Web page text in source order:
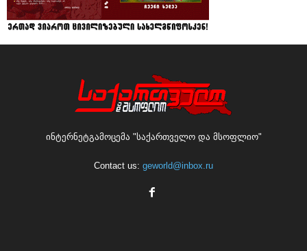
ინტერნეტგამოცემა "საქართველო და მსოფლიო"
Contact us: geworld@inbox.ru